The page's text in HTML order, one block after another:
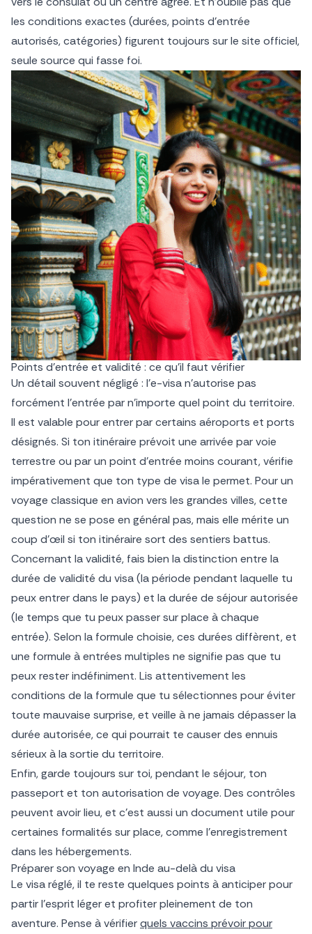
les conditions exactes (durées, points d’entrée
autorisés, catégories) figurent toujours sur le site officiel,
seule source qui fasse foi.
Points d’entrée et validité : ce qu’il faut vérifier
Un détail souvent négligé : l’e-visa n’autorise pas
forcément l’entrée par n’importe quel point du territoire.
Il est valable pour entrer par certains aéroports et ports
désignés. Si ton itinéraire prévoit une arrivée par voie
terrestre ou par un point d’entrée moins courant, vérifie
impérativement que ton type de visa le permet. Pour un
voyage classique en avion vers les grandes villes, cette
question ne se pose en général pas, mais elle mérite un
coup d’œil si ton itinéraire sort des sentiers battus.
Concernant la validité, fais bien la distinction entre la
durée de validité du visa (la période pendant laquelle tu
peux entrer dans le pays) et la durée de séjour autorisée
(le temps que tu peux passer sur place à chaque
entrée). Selon la formule choisie, ces durées diffèrent, et
une formule à entrées multiples ne signifie pas que tu
peux rester indéfiniment. Lis attentivement les
conditions de la formule que tu sélectionnes pour éviter
toute mauvaise surprise, et veille à ne jamais dépasser la
durée autorisée, ce qui pourrait te causer des ennuis
sérieux à la sortie du territoire.
Enfin, garde toujours sur toi, pendant le séjour, ton
passeport et ton autorisation de voyage. Des contrôles
peuvent avoir lieu, et c’est aussi un document utile pour
certaines formalités sur place, comme l’enregistrement
dans les hébergements.
Préparer son voyage en Inde au-delà du visa
Le visa réglé, il te reste quelques points à anticiper pour
partir l’esprit léger et profiter pleinement de ton
aventure. Pense à vérifierquels vaccins prévoir pour